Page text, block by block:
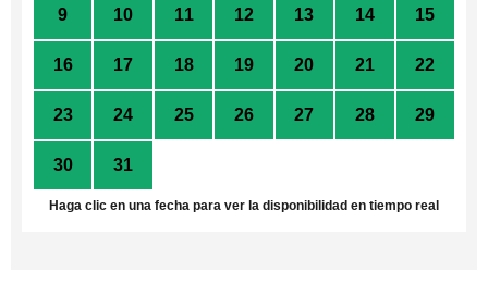
9 10 11 12 13 14 15
16 17 18 19 20 21 22
23 24 25 26 27 28 29
30 31
Haga clic en una fecha para ver la disponibilidad en tiempo real